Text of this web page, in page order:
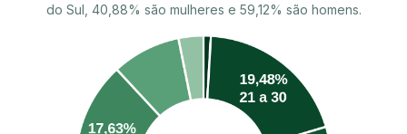
do Sul, 40,88% são mulheres e 59,12% são homens.